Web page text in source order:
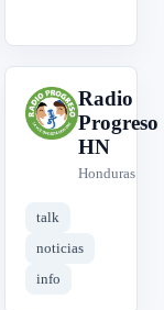
R
Radio
Progreso
HN
Honduras
talk
noticias
info